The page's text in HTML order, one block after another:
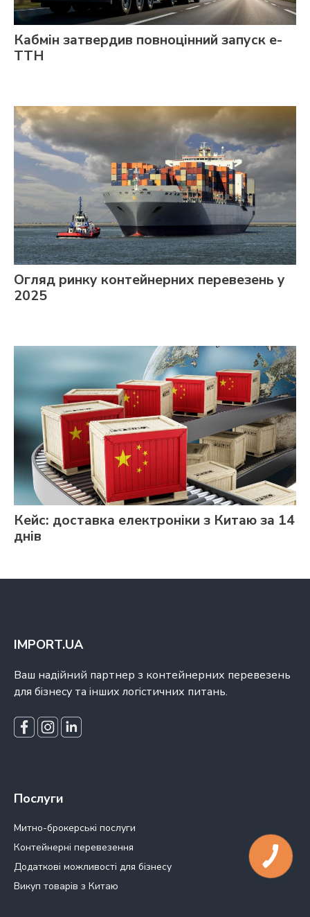
Кабмін затвердив повноцінний запуск е-
ТТН
Огляд ринку контейнерних перевезень у
2025
Кейс: доставка електроніки з Китаю за 14
днів
IMPORT.UA
Ваш надійний партнер з контейнерних перевезень
для бізнесу та інших логістичних питань.
Послуги
Митно-брокерські послуги
Контейнерні перевезення
Додаткові можливості для бізнесу
Викуп товарів з Китаю